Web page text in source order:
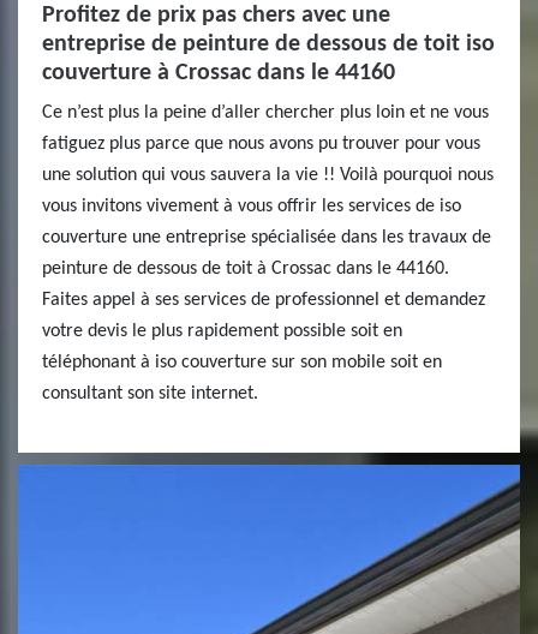
Profitez de prix pas chers avec une
entreprise de peinture de dessous de toit iso
couverture à Crossac dans le 44160
Ce n’est plus la peine d’aller chercher plus loin et ne vous
fatiguez plus parce que nous avons pu trouver pour vous
une solution qui vous sauvera la vie !! Voilà pourquoi nous
vous invitons vivement à vous offrir les services de iso
couverture une entreprise spécialisée dans les travaux de
peinture de dessous de toit à Crossac dans le 44160.
Faites appel à ses services de professionnel et demandez
votre devis le plus rapidement possible soit en
téléphonant à iso couverture sur son mobile soit en
consultant son site internet.